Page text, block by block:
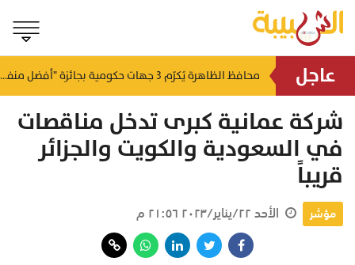
عاجل
منذ ١٩ ساعة لتعزيز سلاسل الإمداد.. إطلاق ممر لوجستي بري بين سلطنة عُمان والمملكة العربية السعودية
شركة عمانية كبرى تدخل مناقصات
في السعودية والكويت والجزائر
قريباً
مؤشر الأحد ٢٢/يناير/٢٠٢٣ ٢١:٥٦ م